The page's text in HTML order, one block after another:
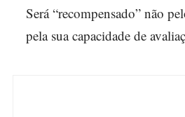
Será “recompensado” não
pela sua capacidade de